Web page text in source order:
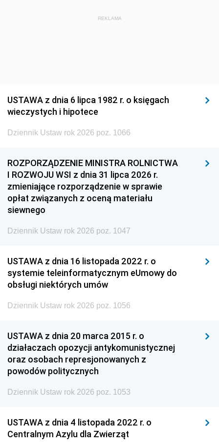
REKLAMA
USTAWA z dnia 6 lipca 1982 r. o księgach
wieczystych i hipotece
Dziennik Ustaw rok 2026 poz. 1066
ROZPORZĄDZENIE MINISTRA ROLNICTWA
I ROZWOJU WSI z dnia 31 lipca 2026 r.
zmieniające rozporządzenie w sprawie
opłat związanych z oceną materiału
siewnego
Dziennik Ustaw rok 2026 poz. 1047
USTAWA z dnia 16 listopada 2022 r. o
systemie teleinformatycznym eUmowy do
obsługi niektórych umów
Dziennik Ustaw rok 2026 poz. 1056
USTAWA z dnia 20 marca 2015 r. o
działaczach opozycji antykomunistycznej
oraz osobach represjonowanych z
powodów politycznych
Dziennik Ustaw rok 2026 poz. 1053
USTAWA z dnia 4 listopada 2022 r. o
Centralnym Azylu dla Zwierząt